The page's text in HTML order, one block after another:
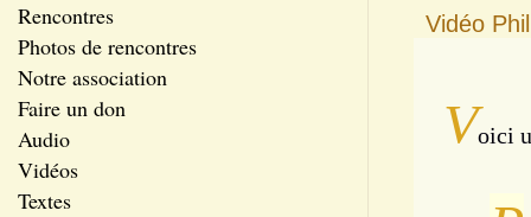
Rencontres
Photos de rencontres
Notre association
Faire un don
Audio
Vidéos
Textes
Vidéo
Voici